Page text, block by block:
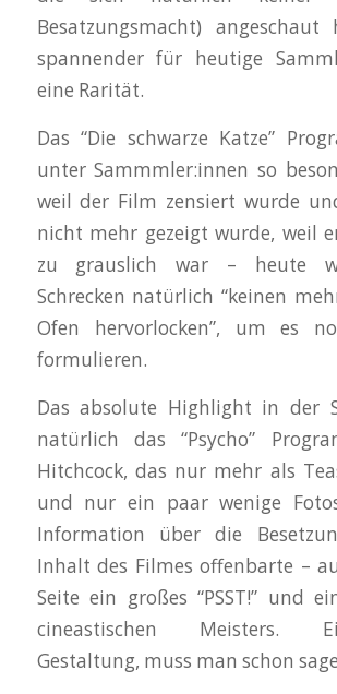
Besatzungsmacht)
spannender für heutige
eine Rarität.
Das “Die schwarze Katze”
unter Sammmler:innen so
weil der Film zensiert wurde
nicht mehr gezeigt wurde, weil
zu grauslich war – heute
Schrecken natürlich “keinen
Ofen hervorlocken”, um es
formulieren.
Das absolute Highlight in der
natürlich das “Psycho”
Hitchcock, das nur mehr als
und nur ein paar wenige
Information über die
Inhalt des Filmes offenbarte –
Seite ein großes “PSST!” und
cineastischen Meisters.
Gestaltung, muss man schon